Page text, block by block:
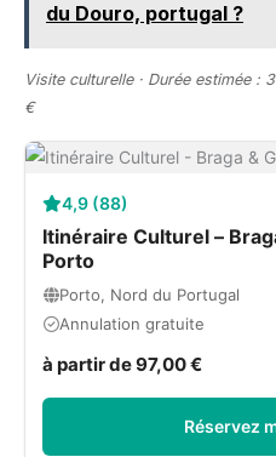
du Douro, portugal ?
Visite culturelle · Durée estimée :
€
4,9 (88)
Itinéraire Culturel –
Porto
Porto, Nord du Portugal
Annulation gratuite
à partir de 97,00 €
Réservez